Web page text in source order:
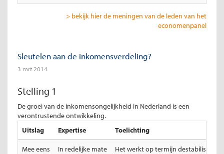
> bekijk hier de meningen van de leden van het
economenpanel
Sleutelen aan de inkomensverdeling?
3 mrt 2014
Stelling 1
De groei van de inkomensongelijkheid in Nederland is een
verontrustende ontwikkeling.
Uitslag
Expertise Toelichting
Mee eens In redelijke mate Het werkt op termijn